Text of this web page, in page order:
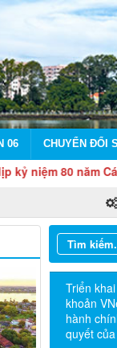
06 CHUYỂN ĐỔI
80 năm Cách
Triển
khoản
hành
quyết